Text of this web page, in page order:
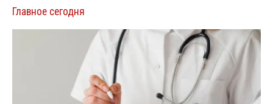
Главное сегодня